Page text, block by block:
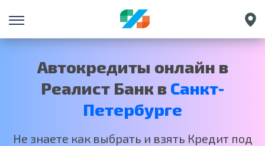
Екатеринбург
Краснодар
Москва
Автокредиты онлайн в
Реалист Банк в Санкт-
Петербурге
Не знаете как выбрать и взять Кредит под